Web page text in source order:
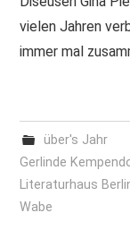
vielen Jahren
immer mal
über's Jahr
Gerlinde
Literaturhaus
Wabe